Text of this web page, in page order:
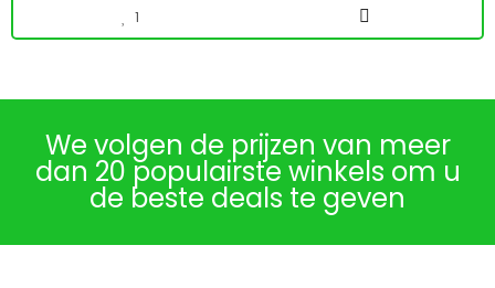
1
We volgen de prijzen van meer
dan 20 populairste winkels om u
de beste deals te geven